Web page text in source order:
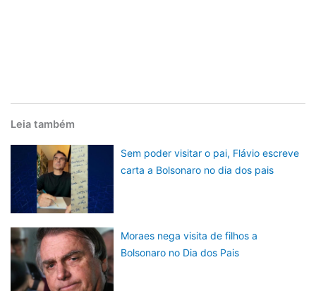
Leia também
Sem poder visitar o pai, Flávio escreve
carta a Bolsonaro no dia dos pais
Moraes nega visita de filhos a
Bolsonaro no Dia dos Pais